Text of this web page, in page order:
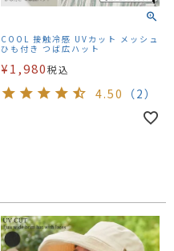
COOL 接触冷感 UVカット メッシュ
ひも付き つば広ハット
¥1,980税込
4.50 （2）